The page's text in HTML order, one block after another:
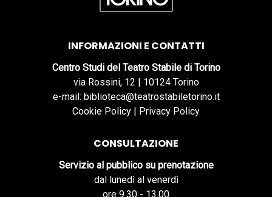
INFORMAZIONI E CONTATTI
Centro Studi del Teatro Stabile di Torino
via Rossini, 12 | 10124 Torino
e-mail: biblioteca@teatrostabiletorino.it
Cookie Policy | Privacy Policy
CONSULTAZIONE
Servizio al pubblico su prenotazione
dal lunedì al venerdì
ore 9.30 - 13.00